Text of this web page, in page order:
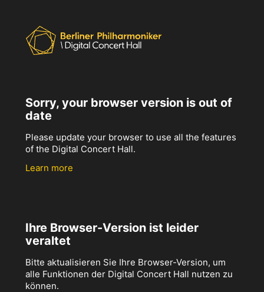
Sorry, your browser version is out of
date
Please update your browser to use all the features
of the Digital Concert Hall.
Learn more
Ihre Browser-Version ist leider
veraltet
Bitte aktualisieren Sie Ihre Browser-Version, um
alle Funktionen der Digital Concert Hall nutzen zu
können.